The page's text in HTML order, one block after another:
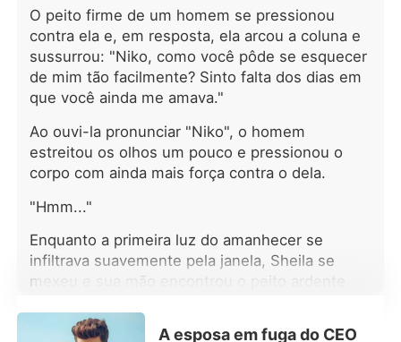
inesperado aconteceu, colocando o
amor deles à prova. Sheila e seu
marido conseguiriam vencer essa
tempestade? Venha descobrir!
O peito firme de um homem se pressionou
contra ela e, em resposta, ela arcou a coluna e
sussurrou: "Niko, como você pôde se esquecer
de mim tão facilmente? Sinto falta dos dias em
que você ainda me amava."
Ao ouvi-la pronunciar "Niko", o homem
estreitou os olhos um pouco e pressionou o
corpo com ainda mais força contra o dela.
"Hmm..."
Enquanto a primeira luz do amanhecer se
infiltrava suavemente pela janela, Sheila se
mexeu e sua mão encontrou o peito ardente
várias vezes, ela se deparou com um rosto
A esposa em fuga do CEO